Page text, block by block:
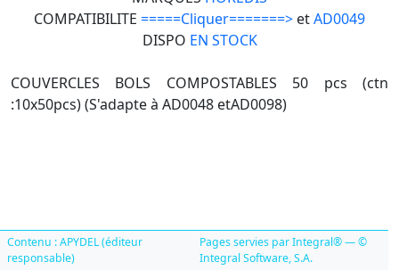
COMPATIBILITE =====Cliquer=======> etAD0049
DISPO EN STOCK
COUVERCLES BOLS COMPOSTABLES 50 pcs (ctn
:10x50pcs) (S'adapte à AD0048 etAD0098)
Contenu : APYDEL (éditeur
responsable)
Pages servies par Integral® — ©
Integral Software, S.A.